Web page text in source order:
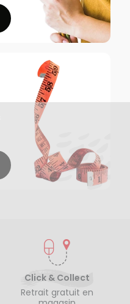
Click & Collect
Retrait gratuit en